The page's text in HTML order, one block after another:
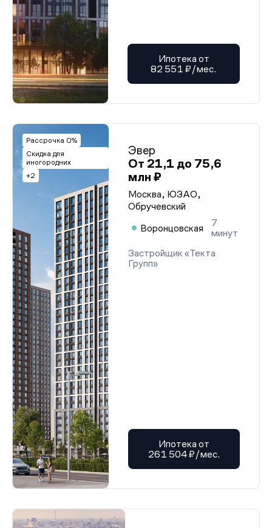
Ипотека от
82 551 ₽/мес.
Рассрочка 0%
Скидка для
иногородних
+2
Эвер
От 21,1 до 75,6
млн ₽
Москва, ЮЗАО,
Обручевский
Воронцовская
7
минут
Застройщик «Текта
Групп»
Ипотека от
261 504 ₽/мес.